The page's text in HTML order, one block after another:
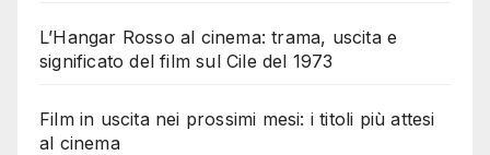
L’Hangar Rosso al cinema: trama, uscita e
significato del film sul Cile del 1973
Film in uscita nei prossimi mesi: i titoli più attesi
al cinema